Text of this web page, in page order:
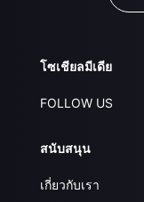
โซเชียลมีเดีย
FOLLOW US
สนับสนุน
เกี่ยวกับเรา